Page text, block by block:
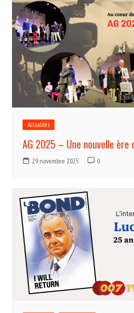
Actualités
AG 2025 – Une nouvelle ère
29 novembre 2025 0